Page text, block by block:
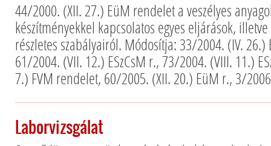
44/2000. (XII. 27.) EüM rendelet a veszélyes
készítményekkel kapcsolatos egyes eljárások,
részletes szabályairól. Módosítja: 33/2004. (IV. 26.)
61/2004. (VII. 12.) ESzCsM r., 73/2004. (VIII. 11.)
7.) FVM rendelet, 60/2005. (XII. 20.) EüM r., 3/
Laborvizsgálat